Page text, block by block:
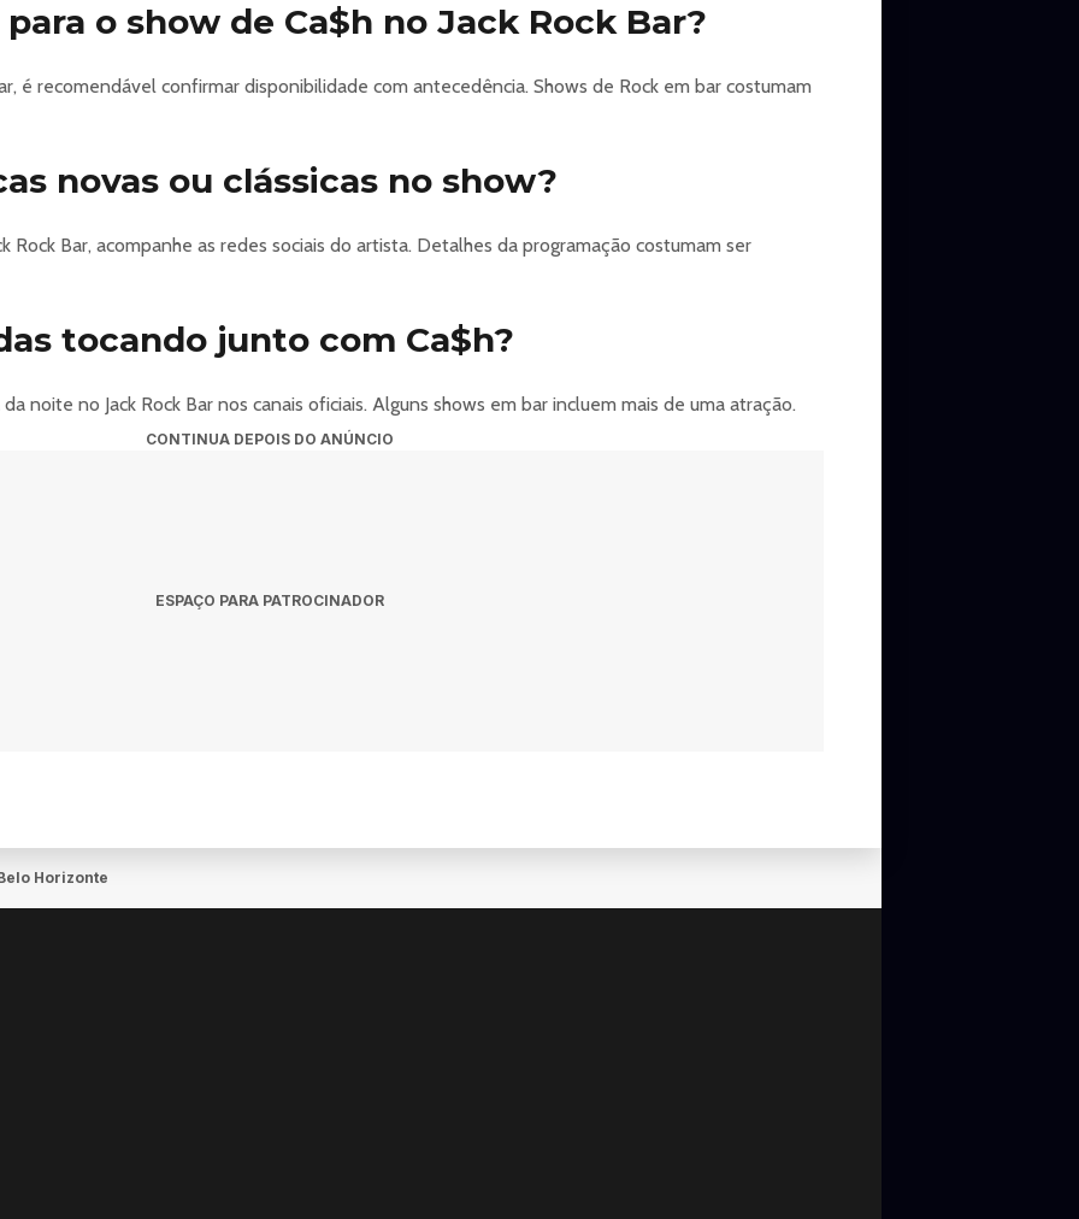
o show de Ca$h no Jack Rock Bar?
é recomendável confirmar disponibilidade com antecedência. Shows de Rock em bar costumam
novas ou clássicas no show?
Rock Bar, acompanhe as redes sociais do artista. Detalhes da programação costumam ser
tocando junto com Ca$h?
noite no Jack Rock Bar nos canais oficiais. Alguns shows em bar incluem mais de uma atração.
CONTINUA DEPOIS DO ANÚNCIO
ESPAÇO PARA PATROCINADOR
Horizonte